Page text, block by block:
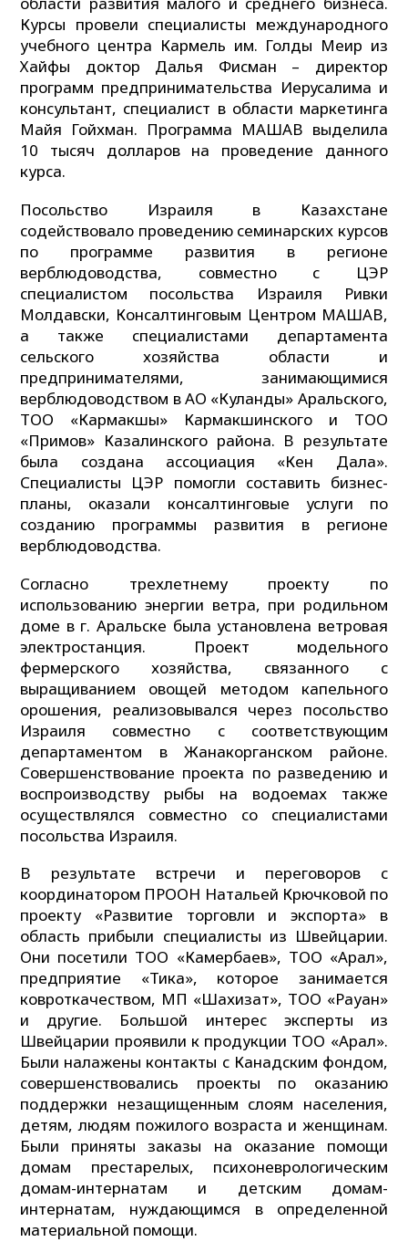
Курсы провели специалисты международного
учебного центра Кармель им. Голды Меир из
Хайфы доктор Далья Фисман – директор
программ предпринимательства Иерусалима и
консультант, специалист в области маркетинга
Майя Гойхман. Программа МАШАВ выделила
10 тысяч долларов на проведение данного
курса.
Посольство Израиля в Казахстане
содействовало проведению семинарских курсов
по программе развития в регионе
верблюдоводства, совместно с ЦЭР
специалистом посольства Израиля Ривки
Молдавски, Консалтинговым Центром МАШАВ,
а также специалистами департамента
сельского хозяйства области и
предпринимателями, занимающимися
верблюдоводством в АО «Куланды» Аральского,
ТОО «Кармакшы» Кармакшинского и ТОО
«Примов» Казалинского района. В результате
была создана ассоциация «Кен Дала».
Специалисты ЦЭР помогли составить бизнес-
планы, оказали консалтинговые услуги по
созданию программы развития в регионе
верблюдоводства.
Согласно трехлетнему проекту по
использованию энергии ветра, при родильном
доме в г. Аральске была установлена ветровая
электростанция. Проект модельного
фермерского хозяйства, связанного с
выращиванием овощей методом капельного
орошения, реализовывался через посольство
Израиля совместно с соответствующим
департаментом в Жанакорганском районе.
Совершенствование проекта по разведению и
воспроизводству рыбы на водоемах также
осуществлялся совместно со специалистами
посольства Израиля.
В результате встречи и переговоров с
координатором ПРООН Натальей Крючковой по
проекту «Развитие торговли и экспорта» в
область прибыли специалисты из Швейцарии.
Они посетили ТОО «Камербаев», ТОО «Арал»,
предприятие «Тика», которое занимается
ковроткачеством, МП «Шахизат», ТОО «Рауан»
и другие. Большой интерес эксперты из
Швейцарии проявили к продукции ТОО «Арал».
Были налажены контакты с Канадским фондом,
совершенствовались проекты по оказанию
поддержки незащищенным слоям населения,
детям, людям пожилого возраста и женщинам.
Были приняты заказы на оказание помощи
домам престарелых, психоневрологическим
домам-интернатам и детским домам-
интернатам, нуждающимся в определенной
материальной помощи.